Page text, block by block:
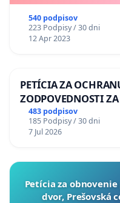
540 podpisov
223 Podpisy / 30 dni
12 Apr 2023
PETÍCIA ZA
ZODPOVEDNOSTI
A ZLYHANIE ŠTÁTU
483 podpisov
185 Podpisy / 30 dni
7 Jul 2026
​Petícia za
dvor, Prešovská